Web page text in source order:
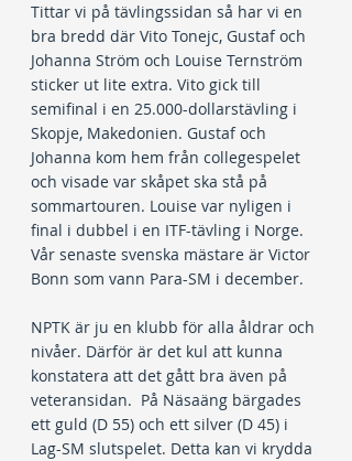
Tittar vi på tävlingssidan så har vi en
bra bredd där Vito Tonejc, Gustaf och
Johanna Ström och Louise Ternström
sticker ut lite extra. Vito gick till
semifinal i en 25.000-dollarstävling i
Skopje, Makedonien. Gustaf och
Johanna kom hem från collegespelet
och visade var skåpet ska stå på
sommartouren. Louise var nyligen i
final i dubbel i en ITF-tävling i Norge.
Vår senaste svenska mästare är Victor
Bonn som vann Para-SM i december.
NPTK är ju en klubb för alla åldrar och
nivåer. Därför är det kul att kunna
konstatera att det gått bra även på
veteransidan.  På Näsaäng bärgades
ett guld (D 55) och ett silver (D 45) i
Lag-SM slutspelet. Detta kan vi krydda